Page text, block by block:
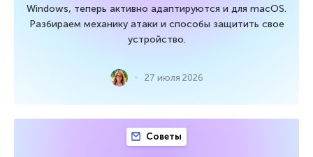
Windows, теперь активно адаптируются и для macOS.
Разбираем механику атаки и способы защитить свое
устройство.
27 июля 2026
Советы